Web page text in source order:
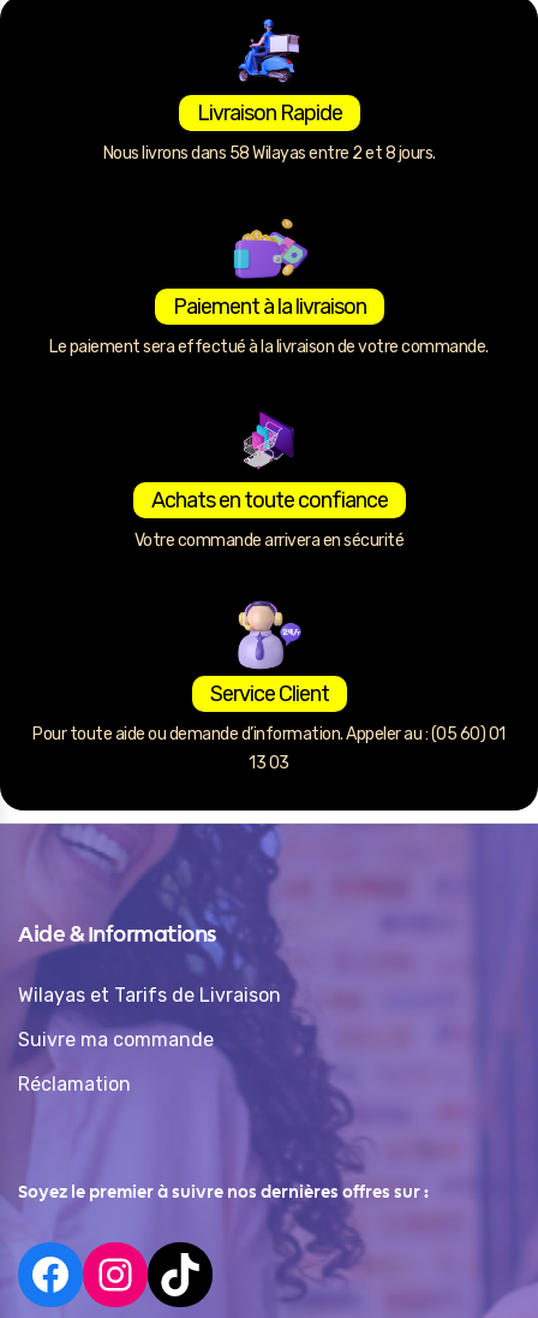
Livraison Rapide
Nous livrons dans 58 Wilayas entre 2 et 8 jours.
Paiement à la livraison
Le paiement sera effectué à la livraison de votre commande.
Achats en toute confiance
Votre commande arrivera en sécurité
Service Client
Pour toute aide ou demande d’information. Appeler au : (05 60) 01
13 03
Aide & Informations
Wilayas et Tarifs de Livraison
Suivre ma commande
Réclamation
Soyez le premier à suivre nos dernières offres sur :